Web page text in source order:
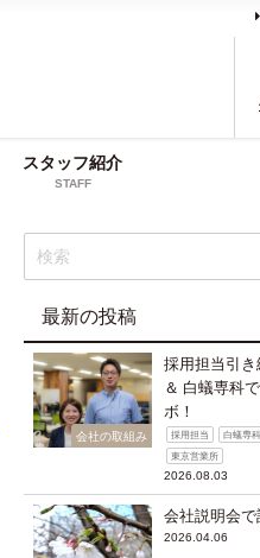
スタッフ紹介
STAFF
最新の投稿
会社の取組み
採用担当引
＆ 白蟻専科
ボ！
採用担当 白蟻専科
東京営業所
2026.08.03
会社説明会で
2026.04.06